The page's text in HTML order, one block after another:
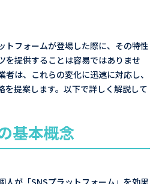
トフォームが登場した際に、その特性
を提供することは容易ではありませ
者は、これらの変化に迅速に対応し、
を提案します。以下で詳しく解説して
基本概念